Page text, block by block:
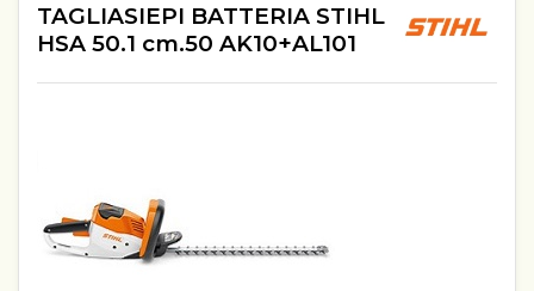
TAGLIASIEPI BATTERIA STIHL
HSA 50.1 cm.50 AK10+AL101